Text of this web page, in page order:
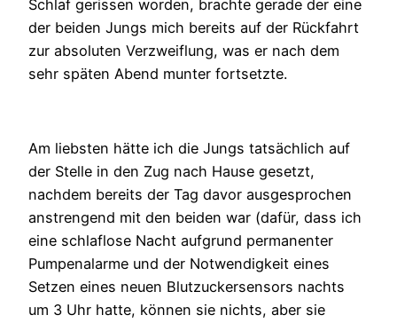
Schlaf gerissen worden, brachte gerade der eine
der beiden Jungs mich bereits auf der Rückfahrt
zur absoluten Verzweiflung, was er nach dem
sehr späten Abend munter fortsetzte.
Am liebsten hätte ich die Jungs tatsächlich auf
der Stelle in den Zug nach Hause gesetzt,
nachdem bereits der Tag davor ausgesprochen
anstrengend mit den beiden war (dafür, dass ich
eine schlaflose Nacht aufgrund permanenter
Pumpenalarme und der Notwendigkeit eines
Setzen eines neuen Blutzuckersensors nachts
um 3 Uhr hatte, können sie nichts, aber sie